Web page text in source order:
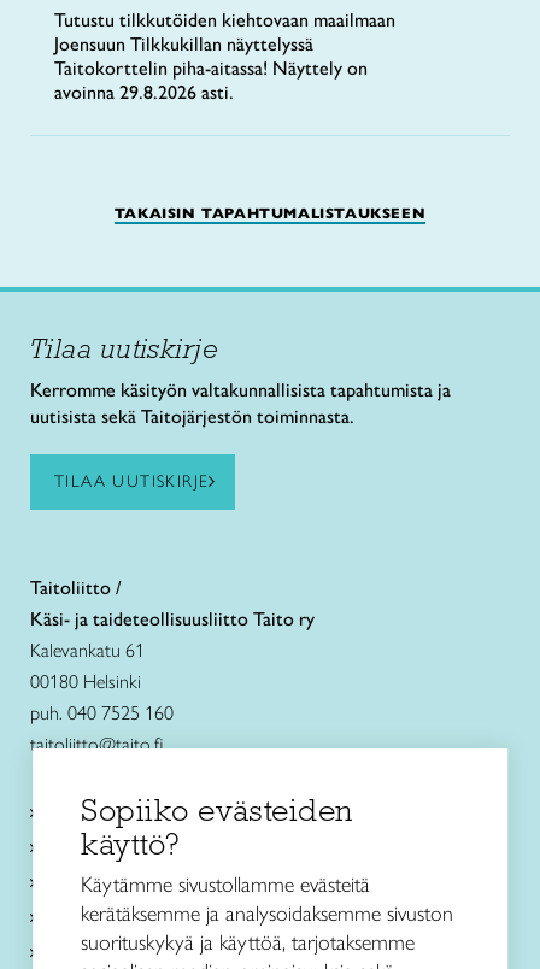
Tutustu tilkkutöiden kiehtovaan maailmaan
Joensuun Tilkkukillan näyttelyssä
Taitokorttelin piha-aitassa! Näyttely on
avoinna 29.8.2026 asti.
TAKAISIN TAPAHTUMALISTAUKSEEN
Tilaa uutiskirje
Kerromme käsityön valtakunnallisista tapahtumista ja
uutisista sekä Taitojärjestön toiminnasta.
TILAA UUTISKIRJE
Taitoliitto /
Käsi- ja taideteollisuusliitto Taito ry
Kalevankatu 61
00180 Helsinki
puh. 040 7525 160
taitoliitto@taito.fi
Käsityökurssit ja koulutus
Ajankohtaista
Käsityöohjeet
Me olemme Taito
Paikallinen toiminta
Sopiiko evästeiden
käyttö?
Käytämme sivustollamme evästeitä
kerätäksemme ja analysoidaksemme sivuston
suorituskykyä ja käyttöä, tarjotaksemme